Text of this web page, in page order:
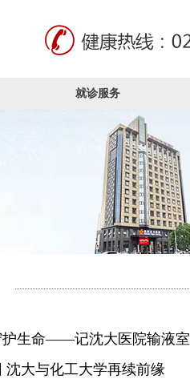
就诊服务
护生命——记沈大医院输液室
沈大与化工大学再续前缘